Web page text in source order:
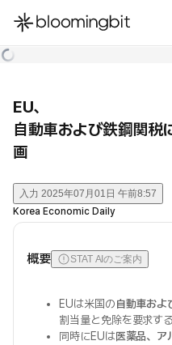
한국어
EU、
自動車および鉄鋼関税
画
入力 2025年07月01日 午前8:57
Korea Economic Daily
概要 STAT AIのご案内
EUは米国の自動車およ
割当量と免除を要求す
同時にEUは医薬品、ア